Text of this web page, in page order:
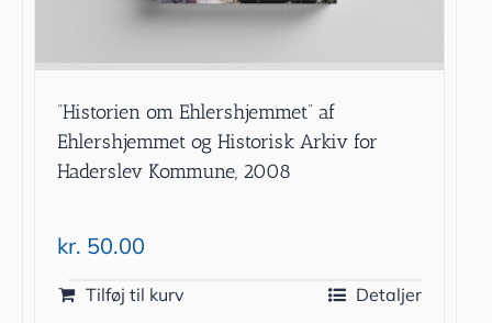
”Historien om Ehlershjemmet” af
Ehlershjemmet og Historisk Arkiv for
Haderslev Kommune, 2008
kr. 50.00
Tilføj til kurv Detaljer